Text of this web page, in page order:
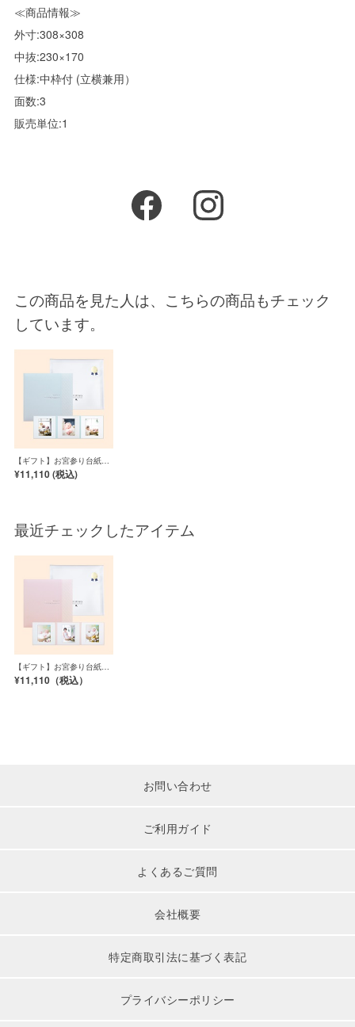
≪商品情報≫
外寸:308×308
中抜:230×170
仕様:中枠付 (立横兼用）
面数:3
販売単位:1
この商品を見た人は、こちらの商品もチェック
しています。
【ギフト】お宮参り台紙／
ブルー ３面
¥11,110 (税込)
最近チェックしたアイテム
【ギフト】お宮参り台紙／
ピンク ３面
¥11,110（税込）
お問い合わせ
ご利用ガイド
よくあるご質問
会社概要
特定商取引法に基づく表記
プライバシーポリシー